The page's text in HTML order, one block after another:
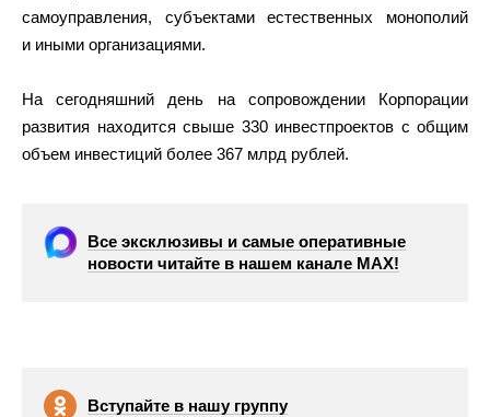
самоуправления, субъектами естественных монополий
и иными организациями.
На сегодняшний день на сопровождении Корпорации
развития находится свыше 330 инвестпроектов с общим
объем инвестиций более 367 млрд рублей.
Все эксклюзивы и самые оперативные
новости читайте в нашем канале МАХ!
Вступайте в нашу группу